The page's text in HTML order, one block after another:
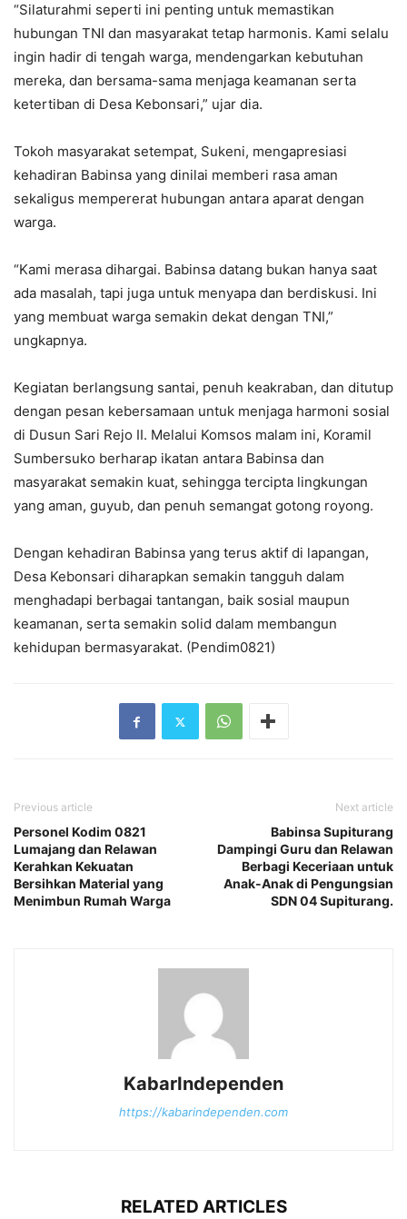
“Silaturahmi seperti ini penting untuk memastikan
hubungan TNI dan masyarakat tetap harmonis. Kami selalu
ingin hadir di tengah warga, mendengarkan kebutuhan
mereka, dan bersama-sama menjaga keamanan serta
ketertiban di Desa Kebonsari,” ujar dia.
Tokoh masyarakat setempat, Sukeni, mengapresiasi
kehadiran Babinsa yang dinilai memberi rasa aman
sekaligus mempererat hubungan antara aparat dengan
warga.
“Kami merasa dihargai. Babinsa datang bukan hanya saat
ada masalah, tapi juga untuk menyapa dan berdiskusi. Ini
yang membuat warga semakin dekat dengan TNI,”
ungkapnya.
Kegiatan berlangsung santai, penuh keakraban, dan ditutup
dengan pesan kebersamaan untuk menjaga harmoni sosial
di Dusun Sari Rejo II. Melalui Komsos malam ini, Koramil
Sumbersuko berharap ikatan antara Babinsa dan
masyarakat semakin kuat, sehingga tercipta lingkungan
yang aman, guyub, dan penuh semangat gotong royong.
Dengan kehadiran Babinsa yang terus aktif di lapangan,
Desa Kebonsari diharapkan semakin tangguh dalam
menghadapi berbagai tantangan, baik sosial maupun
keamanan, serta semakin solid dalam membangun
kehidupan bermasyarakat. (Pendim0821)
Previous article
Personel Kodim 0821
Lumajang dan Relawan
Kerahkan Kekuatan
Bersihkan Material yang
Menimbun Rumah Warga
Next article
Babinsa Supiturang
Dampingi Guru dan Relawan
Berbagi Keceriaan untuk
Anak-Anak di Pengungsian
SDN 04 Supiturang.
KabarIndependen
https://kabarindependen.com
RELATED ARTICLES